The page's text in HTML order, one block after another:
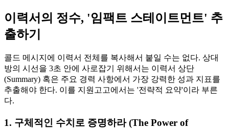
이력서의 정수, '임팩트 스테이트먼트' 추
출하기
콜드 메시지에 이력서 전체를 복사해서 붙일 수는 없다. 상대
방의 시선을 3초 안에 사로잡기 위해서는 이력서 상단
(Summary) 혹은 주요 경력 사항에서 가장 강력한 성과 지표를
추출해야 한다. 이를 지원고고에서는 '전략적 요약'이라 부른
다.
1. 구체적인 수치로 증명하라 (The Power of